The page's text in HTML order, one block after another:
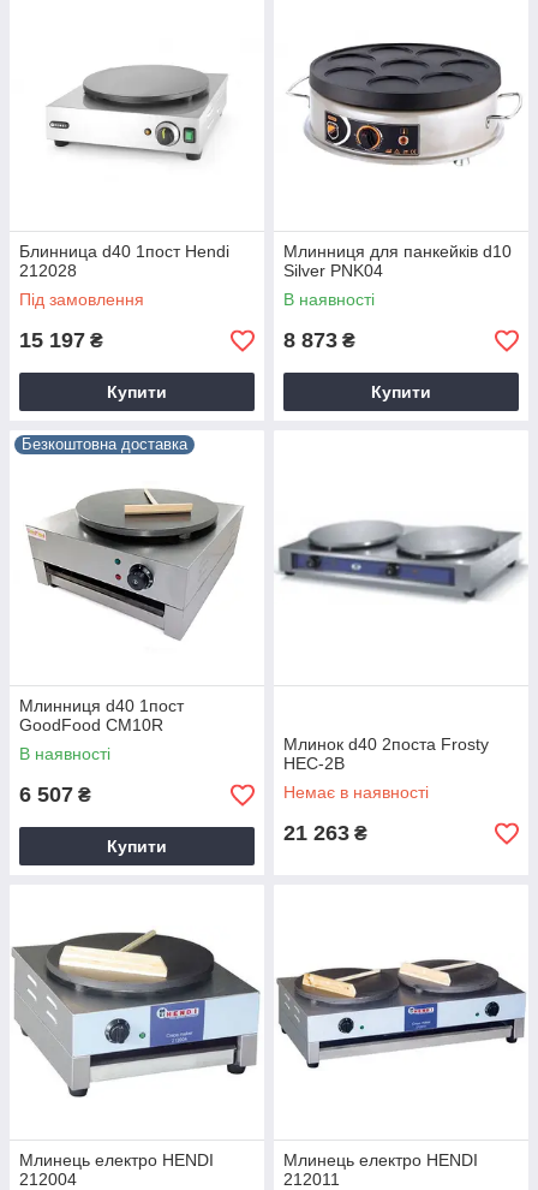
Блинница d40 1пост Hendi
212028
Під замовлення
15 197 ₴
Купити
Млинниця для панкейків d10
Silver PNK04
В наявності
8 873 ₴
Купити
Безкоштовна доставка
Млинниця d40 1пост
GoodFood CM10R
В наявності
6 507 ₴
Купити
Млинок d40 2поста Frosty
HEC-2B
Немає в наявності
21 263 ₴
Млинець електро HENDI
212004
Млинець електро HENDI
212011